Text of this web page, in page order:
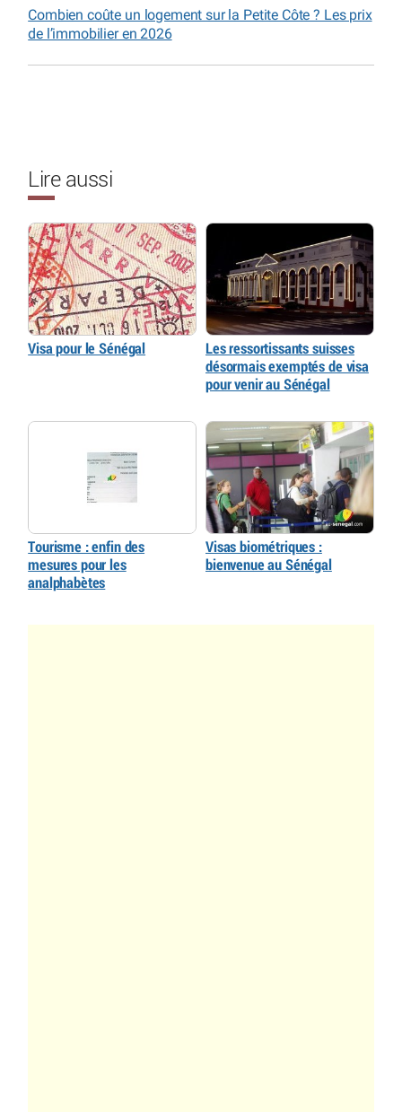
Combien coûte un logement sur la Petite Côte ? Les prix
de l’immobilier en 2026
Lire aussi
Visa pour le Sénégal
Les ressortissants suisses
désormais exemptés de visa
pour venir au Sénégal
Tourisme : enfin des
mesures pour les
analphabètes
Visas biométriques :
bienvenue au Sénégal